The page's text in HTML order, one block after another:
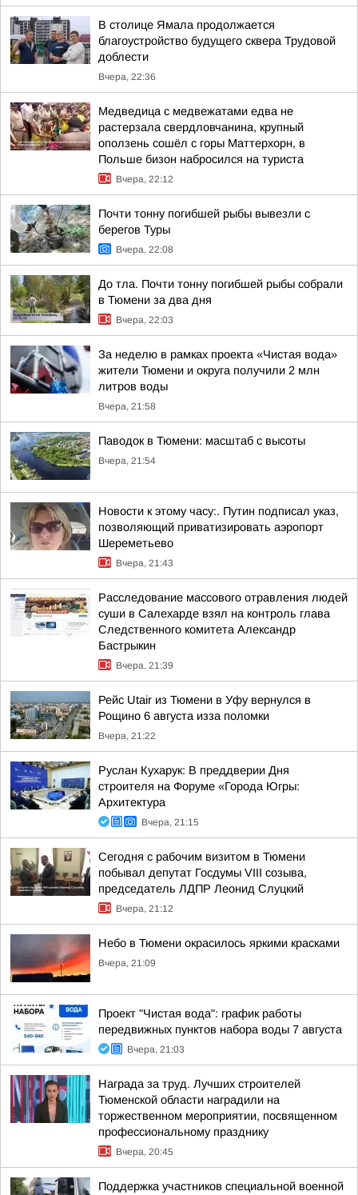
В столице Ямала продолжается
благоустройство будущего сквера Трудовой
доблести
Вчера, 22:36
Медведица с медвежатами едва не
растерзала свердловчанина, крупный
оползень сошёл с горы Маттерхорн, в
Польше бизон набросился на туриста
Вчера, 22:12
Почти тонну погибшей рыбы вывезли с
берегов Туры
Вчера, 22:08
До тла. Почти тонну погибшей рыбы собрали
в Тюмени за два дня
Вчера, 22:03
За неделю в рамках проекта «Чистая вода»
жители Тюмени и округа получили 2 млн
литров воды
Вчера, 21:58
Паводок в Тюмени: масштаб с высоты
Вчера, 21:54
Новости к этому часу:. Путин подписал указ,
позволяющий приватизировать аэропорт
Шереметьево
Вчера, 21:43
Расследование массового отравления людей
суши в Салехарде взял на контроль глава
Следственного комитета Александр
Бастрыкин
Вчера, 21:39
Рейс Utair из Тюмени в Уфу вернулся в
Рощино 6 августа изза поломки
Вчера, 21:22
Руслан Кухарук: В преддверии Дня
строителя на Форуме «Города Югры:
Архитектура
Вчера, 21:15
Сегодня с рабочим визитом в Тюмени
побывал депутат Госдумы VIII созыва,
председатель ЛДПР Леонид Слуцкий
Вчера, 21:12
Небо в Тюмени окрасилось яркими красками
Вчера, 21:09
Проект "Чистая вода": график работы
передвижных пунктов набора воды 7 августа
Вчера, 21:03
Награда за труд. Лучших строителей
Тюменской области наградили на
торжественном мероприятии, посвященном
профессиональному празднику
Вчера, 20:45
Поддержка участников специальной военной